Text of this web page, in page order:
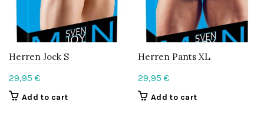
Herren Jock S
29,95 €
Add to cart
Herren Pants XL
29,95 €
Add to cart